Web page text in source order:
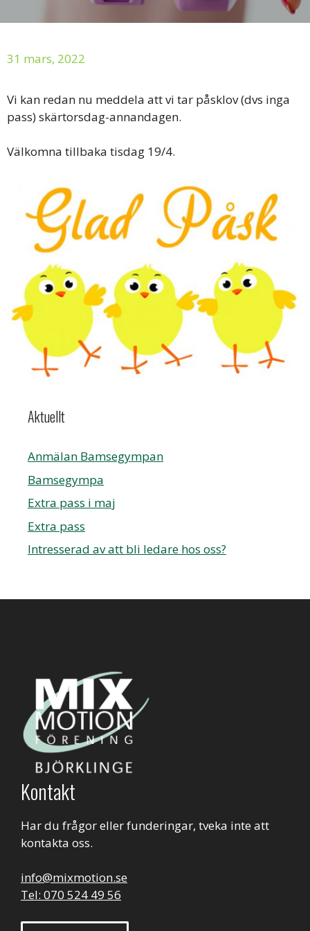
31 mars, 2022
Vi kan redan nu meddela att vi tar påsklov (dvs inga
pass) skärtorsdag-annandagen.
Välkomna tillbaka tisdag 19/4.
Aktuellt
Anmälan Bamsegympan
Bamsegympa
Extra pass i maj
Extra pass
Intresserad av att bli ledare hos oss?
Kontakt
Har du frågor eller funderingar, tveka inte att
kontakta oss.
info@mixmotion.se
Tel: 070 524 49 56